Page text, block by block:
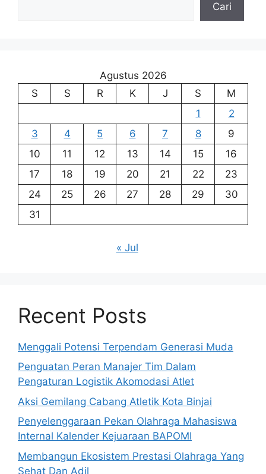
Cari
Agustus 2026
S
S R K J S
M
1
2
3
4 5 6 7 8
9
10
11 12 13 14 15
16
17
18 19 20 21 22
23
24
25 26 27 28 29
30
31
« Jul
Recent Posts
Menggali Potensi Terpendam Generasi Muda
Penguatan Peran Manajer Tim Dalam
Pengaturan Logistik Akomodasi Atlet
Aksi Gemilang Cabang Atletik Kota Binjai
Penyelenggaraan Pekan Olahraga Mahasiswa
Internal Kalender Kejuaraan BAPOMI
Membangun Ekosistem Prestasi Olahraga Yang
Sehat Dan Adil